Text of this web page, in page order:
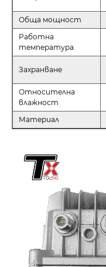
Обща мощност
Работна
температура
Захранване
Относителна
влажност
Материал